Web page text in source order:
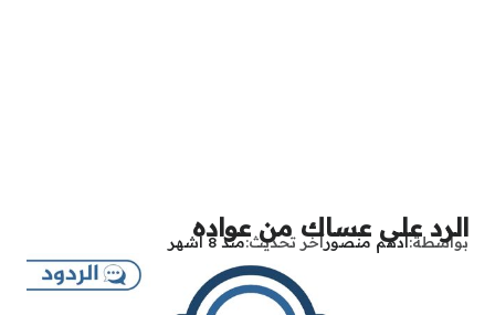
الرد على عساك من عواده
بواسطةأدهم منصورآخر تحديثمنذ 8 أشهر